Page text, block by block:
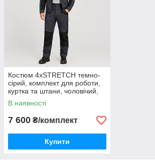
Костюм 4xSTRETCH темно-
сірий, комплект для роботи,
куртка та штани, чоловічий,
захисний костюм
В наявності
7 600 ₴/комплект
Купити